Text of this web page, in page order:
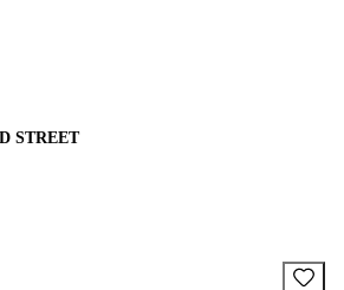
STREET